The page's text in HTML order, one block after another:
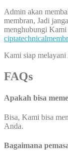
Admin akan
membran, Jadi
menghubungi
Kami siap melayani
FAQs
Apakah bisa
Bisa, Kami bisa
Anda.
Bagaimana